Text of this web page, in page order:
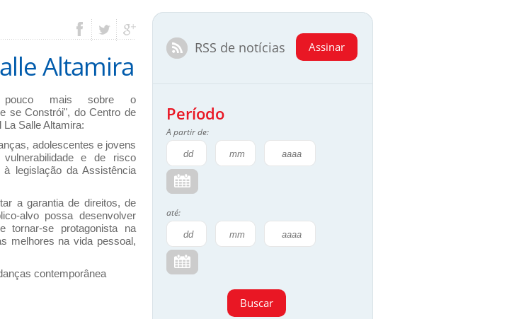
Altamira
pouco mais sobre o
se Constrói", do Centro de
Salle Altamira:
adolescentes e jovens
e de risco
à legislação da Assistência
a garantia de direitos, de
alvo possa desenvolver
tornar-se protagonista na
melhores na vida pessoal,
contemporânea
RSS de notícias Assinar
Período
A partir de:
até:
Buscar